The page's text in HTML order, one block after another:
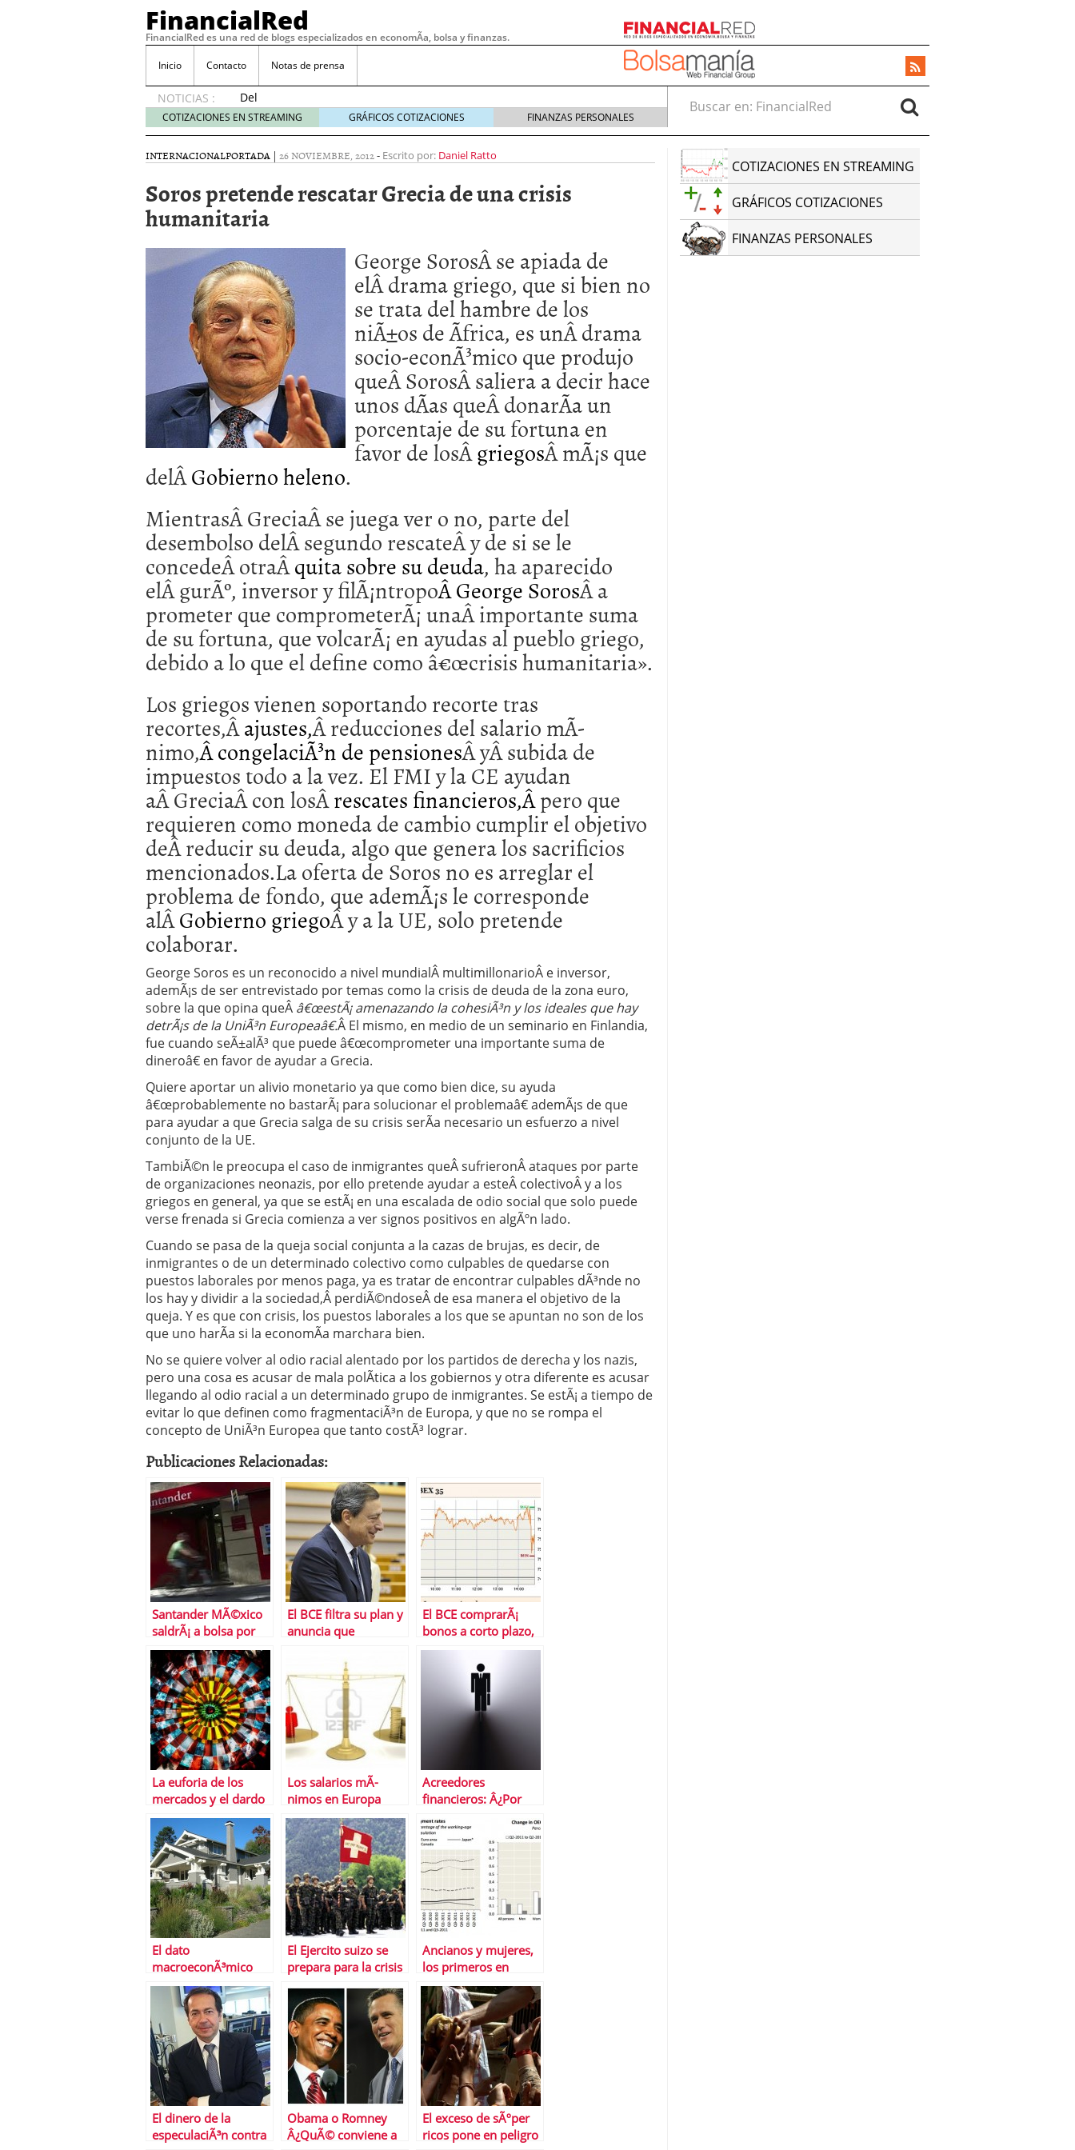
FinancialRed
FinancialRed es una red de blogs especializados en economÃ­a, bolsa y finanzas.
Inicio Contacto Notas de prensa
NOTICIAS :
Del
depósito
a la
cómo
cambiando
gestión
ahorro
en
España
05/08/2026
Seguros de convenio en pymes: la obligación que muchas empresas
descubren cuando ya es demasiado tarde 20/07/2026
ReseÃ±a de SIFX: Lo Que Deben Saber los Traders Mexicanos Antes de
Operar 29/06/2026
Crear empresa online vs proceso tradicional: ventajas reales para pymes
29/05/2026
CÃ³mo afrontar una baja mÃ©dica cuando trabajas por cuenta propia
26/05/2026
COTIZACIONES EN STREAMING GRÁFICOS COTIZACIONES FINANZAS PERSONALES
Buscar en:
INTERNACIONALPORTADA | 26 NOVIEMBRE, 2012- Escrito por: Daniel Ratto
Soros pretende rescatar Grecia de una crisis
humanitaria
George SorosÂ se apiada de
elÂ drama griego, que si bien no
se trata del hambre de los
niÃ±os de Ãfrica, es unÂ drama
socio-econÃ³mico que produjo
queÂ SorosÂ saliera a decir hace
unos dÃ­as queÂ donarÃ­a un
porcentaje de su fortuna en
favor de losÂgriegosÂ mÃ¡s que
delÂGobierno heleno.
MientrasÂ GreciaÂ se juega ver o no, parte del
desembolso delÂ segundo rescateÂ y de si se le
concedeÂ otraÂquita sobre su deuda, ha aparecido
elÂ gurÃº, inversor y filÃ¡ntropoÂ George SorosÂ a
prometer que comprometerÃ¡ unaÂ importante suma
de su fortuna, que volcarÃ¡ en ayudas al pueblo griego,
debido a lo que el define como â€œcrisis humanitaria».
Los griegos vienen soportando recorte tras
recortes,Âajustes,Â reducciones del salario mÃ­
nimo,Â congelaciÃ³n de pensionesÂ yÂ subida de
impuestos todo a la vez. El FMI y la CE ayudan
aÂ GreciaÂ con losÂrescates financieros,Âpero que
requieren como moneda de cambio cumplir el objetivo
deÂ reducir su deuda, algo que genera los sacrificios
mencionados.La oferta de Soros no es arreglar el
problema de fondo, que ademÃ¡s le corresponde
alÂGobierno griegoÂ y a la UE, solo pretende
colaborar.
George Soros es un reconocido a nivel mundialÂ multimillonarioÂ e inversor,
ademÃ¡s de ser entrevistado por temas como la crisis de deuda de la zona euro,
sobre la que opina queÂ â€œestÃ¡ amenazando la cohesiÃ³n y los ideales que hay
detrÃ¡s de la UniÃ³n Europeaâ€.Â El mismo, en medio de un seminario en Finlandia,
fue cuando seÃ±alÃ³ que puede â€œcomprometer una importante suma de
dineroâ€ en favor de ayudar a Grecia.
Quiere aportar un alivio monetario ya que como bien dice, su ayuda
â€œprobablemente no bastarÃ¡ para solucionar el problemaâ€ ademÃ¡s de que
para ayudar a que Grecia salga de su crisis serÃ­a necesario un esfuerzo a nivel
conjunto de la UE.
TambiÃ©n le preocupa el caso de inmigrantes queÂ sufrieronÂ ataques por parte
de organizaciones neonazis, por ello pretende ayudar a esteÂ colectivoÂ y a los
griegos en general, ya que se estÃ¡ en una escalada de odio social que solo puede
verse frenada si Grecia comienza a ver signos positivos en algÃºn lado.
Cuando se pasa de la queja social conjunta a la cazas de brujas, es decir, de
inmigrantes o de un determinado colectivo como culpables de quedarse con
puestos laborales por menos paga, ya es tratar de encontrar culpables dÃ³nde no
los hay y dividir a la sociedad,Â perdiÃ©ndoseÂ de esa manera el objetivo de la
queja. Y es que con crisis, los puestos laborales a los que se apuntan no son de los
que uno harÃ­a si la economÃ­a marchara bien.
No se quiere volver al odio racial alentado por los partidos de derecha y los nazis,
pero una cosa es acusar de mala polÃ­tica a los gobiernos y otra diferente es acusar
llegando al odio racial a un determinado grupo de inmigrantes. Se estÃ¡ a tiempo de
evitar lo que definen como fragmentaciÃ³n de Europa, y que no se rompa el
concepto de UniÃ³n Europea que tanto costÃ³ lograr.
Publicaciones Relacionadas:
Santander MÃ©xico
saldrÃ¡ a bolsa por
3.413 millones de
euros
El BCE filtra su plan y
anuncia que
El BCE comprarÃ¡
bonos a corto plazo,
pero exige peticiÃ³n
de rescate e
intervenciÃ³n del FMI
La euforia de los
mercados y el dardo
envenenado de
Draghi
Los salarios mÃ­
nimos en Europa
Acreedores
financieros: Â¿Por
quÃ© invierten en su
deuda?
El dato
macroeconÃ³mico
del dÃ­a: viviendas
nuevas en EEUU
El Ejercito suizo se
prepara para la crisis
europea
Ancianos y mujeres,
los primeros en
conseguir un empleo,
segÃºn la OCDE
El dinero de la
especulaciÃ³n contra
Obama o Romney
Â¿QuÃ© conviene a
El exceso de sÃºper
ricos pone en peligro
COTIZACIONES EN STREAMING
GRÁFICOS COTIZACIONES
FINANZAS PERSONALES